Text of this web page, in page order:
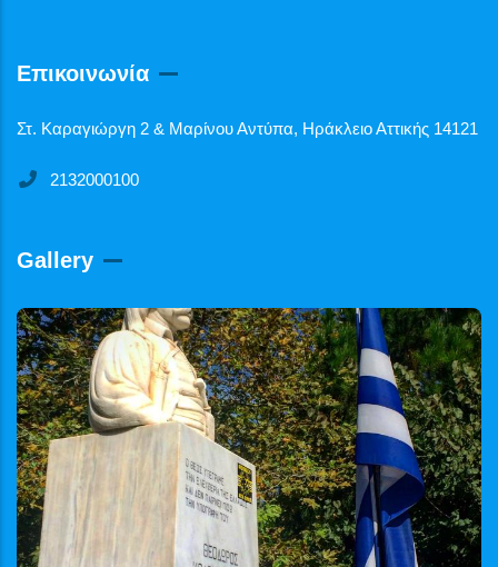
Επικοινωνία
Στ. Καραγιώργη 2 & Μαρίνου Αντύπα, Ηράκλειο Αττικής 14121
2132000100
Gallery